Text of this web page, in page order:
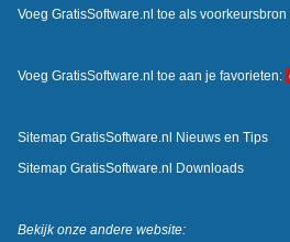
Voeg GratisSoftware.nl toe als
Voeg GratisSoftware.nl toe aan je favorieten:
Sitemap GratisSoftware.nl Nieuws en Tips
Sitemap GratisSoftware.nl Downloads
Bekijk onze andere website: